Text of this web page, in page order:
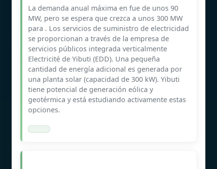
La demanda anual máxima en fue de unos 90
MW, pero se espera que crezca a unos 300 MW
para . Los servicios de suministro de electricidad
se proporcionan a través de la empresa de
servicios públicos integrada verticalmente
Electricité de Yibuti (EDD). Una pequeña
cantidad de energía adicional es generada por
una planta solar (capacidad de 300 kW). Yibuti
tiene potencial de generación eólica y
geotérmica y está estudiando activamente estas
opciones.